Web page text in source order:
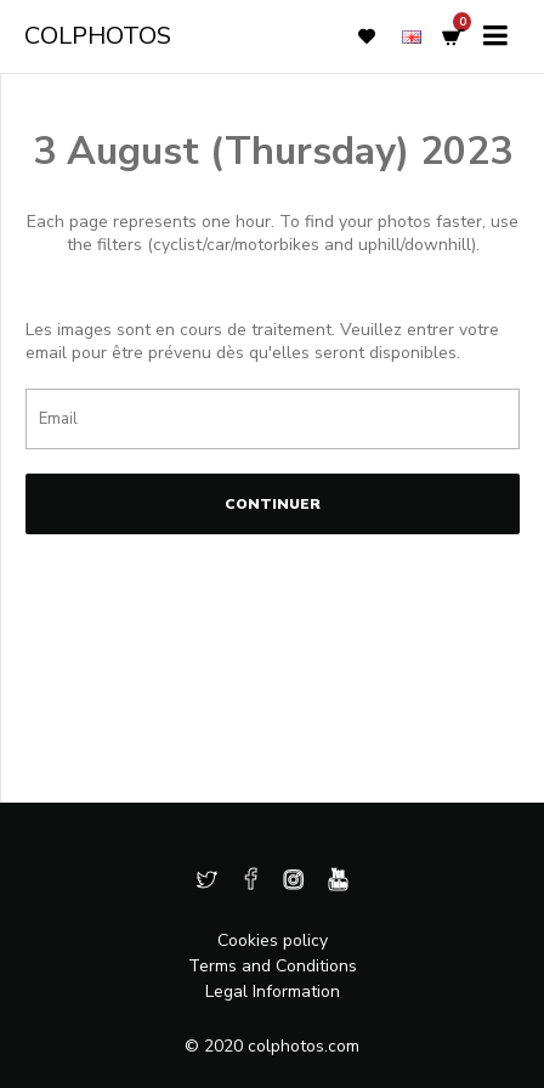
COLPHOTOS 0
3 August (Thursday) 2023
Each page represents one hour. To find your photos faster, use
the filters (cyclist/car/motorbikes and uphill/downhill).
Les images sont en cours de traitement. Veuillez entrer votre
email pour être prévenu dès qu'elles seront disponibles.
CONTINUER
Cookies policy
Terms and Conditions
Legal Information
© 2020 colphotos.com